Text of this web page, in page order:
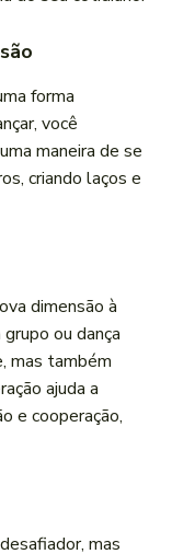
forma
você
maneira de se
criando laços e
dimensão à
ou dança
mas também
ajuda a
e cooperação,
mas